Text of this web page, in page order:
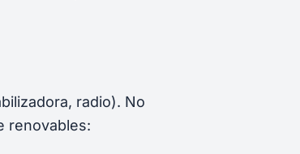
radio). No
renovables: